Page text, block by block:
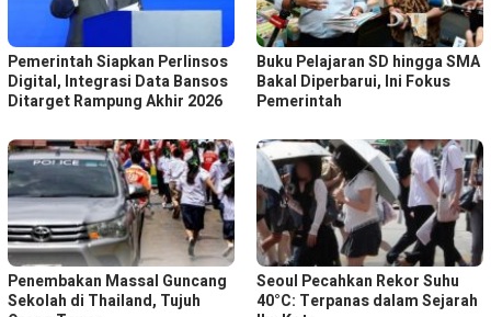
Pemerintah Siapkan Perlinsos
Digital, Integrasi Data Bansos
Ditarget Rampung Akhir 2026
Buku Pelajaran SD hingga SMA
Bakal Diperbarui, Ini Fokus
Pemerintah
Penembakan Massal Guncang
Sekolah di Thailand, Tujuh
Seoul Pecahkan Rekor Suhu
40°C: Terpanas dalam Sejarah